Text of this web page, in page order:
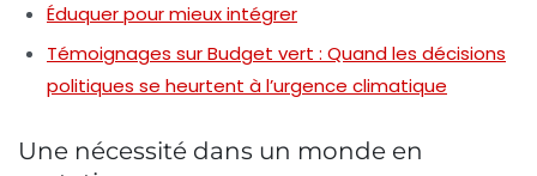
Éduquer pour mieux intégrer
Témoignages sur Budget vert : Quand les décisions
politiques se heurtent à l’urgence climatique
Une nécessité dans un monde en